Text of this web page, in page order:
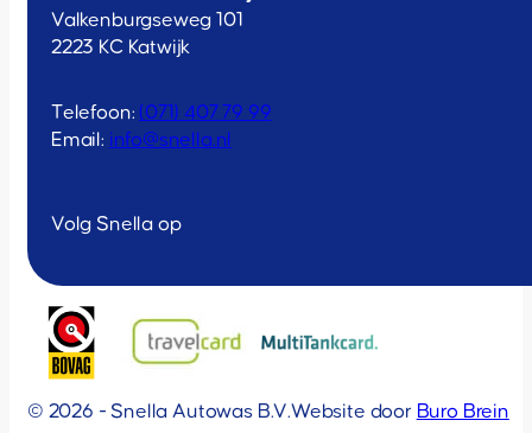
Valkenburgseweg 101
2223 KC Katwijk
Telefoon:(071) 407 79 99
Email: info@snella.nl
Volg Snella op
© 2026 - Snella Autowas B.V.Website door Buro Brein